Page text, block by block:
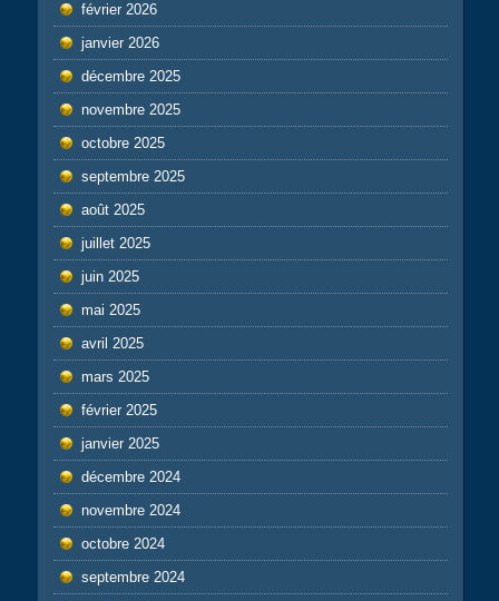
février 2026
janvier 2026
décembre 2025
novembre 2025
octobre 2025
septembre 2025
août 2025
juillet 2025
juin 2025
mai 2025
avril 2025
mars 2025
février 2025
janvier 2025
décembre 2024
novembre 2024
octobre 2024
septembre 2024